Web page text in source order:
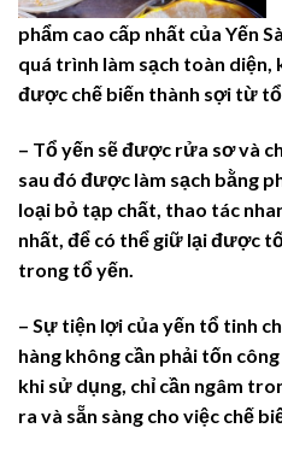
phẩm cao cấp nhất của Yến
quá trình làm sạch toàn diện,
được chế biến thành sợi từ
– Tổ yến sẽ được rửa sơ và
sau đó được làm sạch bằng
loại bỏ tạp chất, thao tác
nhất, để có thể giữ lại được
trong tổ yến.
– Sự tiện lợi của yến tổ tinh
hàng không cần phải tốn
khi sử dụng, chỉ cần ngâm
ra và sẵn sàng cho việc chế